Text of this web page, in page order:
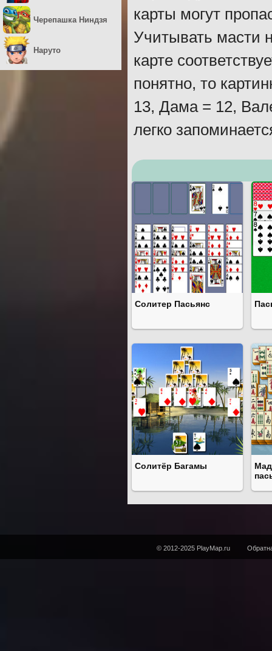
карты могут
Учитывать масти
карте
понятно, то
13, Дама = 12,
легко
Солитер Пасьянс
Солитёр Багамы
Черепашка Ниндзя
Наруто
© 2012-2025 PlayMap.ru